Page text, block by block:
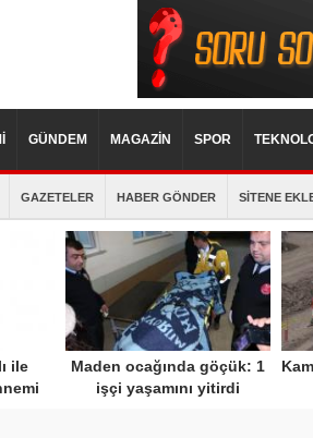
GÜNDEM MAGAZİN SPOR
GAZETELER HABER GÖNDER SİTENE
ile
Maden ocağında göçük: 1
işçi yaşamını yitirdi